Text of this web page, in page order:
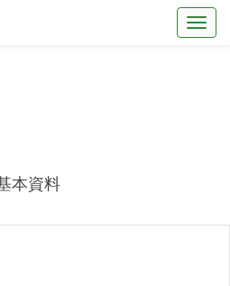
本資料